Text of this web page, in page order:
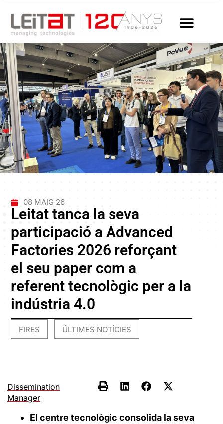
08 MAIG 26
Leitat tanca la seva
participació a Advanced
Factories 2026 reforçant
el seu paper com a
referent tecnològic per a la
indústria 4.0
FIRES ÚLTIMES NOTÍCIES
Dissemination
Manager
El centre tecnològic consolida la seva